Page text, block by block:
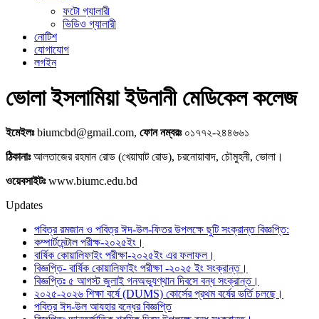
ফটো গ্যালারী
ভিডিও গ্যালারী
নোটিশ
যোগাযোগ
লগইন
ভোলা ইসলামিয়া ইউনানী মেডিকেল কলেজ
ইমেইলঃbiumcbd@gmail.com, ফোন নম্বরঃ০১৭৭২-২৪৪৬৬১
ঠিকানাঃআলতাজের রহমান রোড (খেয়াঘাট রোড), চরনোয়াবাদ, চৌমুহনী, ভোলা।
ওয়েবসাইটঃwww.biumc.edu.bd
Updates
পবিত্র রমজান ও পবিত্র ঈদ-উল-ফিতর উপলক্ষে ছুটি সংক্রান্ত বিজ্ঞপ্তি:
কম্পার্টমেন্টাল পরীক্ষ-২০২৫ইং।
বার্ষিক কোয়ালিফাইং পরীক্ষা-২০২৫ইং এর ফলাফল।
বিজ্ঞপ্তি- বার্ষিক কোয়ালিফাইং পরীক্ষা -২০২৫ ইং সংক্রান্ত।
বিজ্ঞপ্তিঃ ৫ আগস্ট জুলাই গনঅভ্যুণ্থান দিবসে বন্ধ সংক্রান্ত।
২০২৫-২০২৬ শিক্ষা বর্ষে (DUMS) কোর্সের প্রথম বর্ষের ভর্তি চলছে।
পবিত্র ঈদ-উল আযহার বন্ধের বিজ্ঞপ্তি